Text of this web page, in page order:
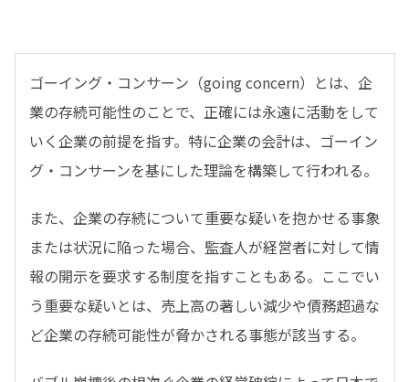
ゴーイング・コンサーン（going concern）とは、企
業の存続可能性のことで、正確には永遠に活動をして
いく企業の前提を指す。特に企業の会計は、ゴーイン
グ・コンサーンを基にした理論を構築して行われる。
また、企業の存続について重要な疑いを抱かせる事象
または状況に陥った場合、監査人が経営者に対して情
報の開示を要求する制度を指すこともある。ここでい
う重要な疑いとは、売上高の著しい減少や債務超過な
ど企業の存続可能性が脅かされる事態が該当する。